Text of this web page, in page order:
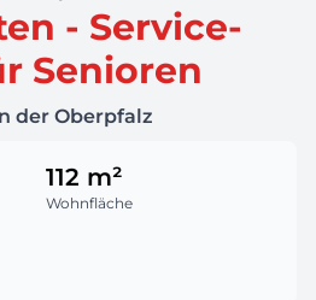
- Service-
Senioren
der Oberpfalz
Wohnfläche
112 m²